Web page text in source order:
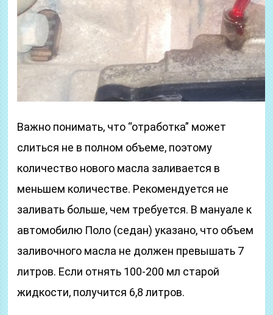
Важно понимать, что “отработка” может
слиться не в полном объеме, поэтому
количество нового масла заливается в
меньшем количестве. Рекомендуется не
заливать больше, чем требуется. В мануале к
автомобилю Поло (седан) указано, что объем
заливочного масла не должен превышать 7
литров. Если отнять 100-200 мл старой
жидкости, получится 6,8 литров.